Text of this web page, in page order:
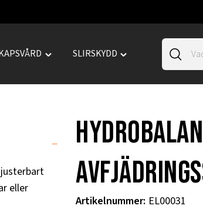
Toggle
SLIRSKYDD
Toggle
Artikelnummer: EL00031
eller